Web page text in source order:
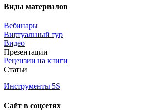
Виды материалов
Вебинары
Виртуальный тур
Видео
Презентации
Рецензии на книги
Статьи
Инструменты 5S
Сайт в соцсетях